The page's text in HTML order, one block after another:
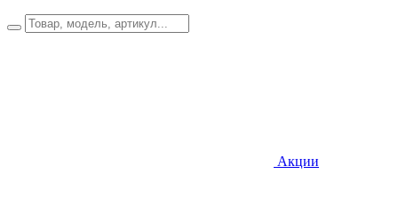
Акции